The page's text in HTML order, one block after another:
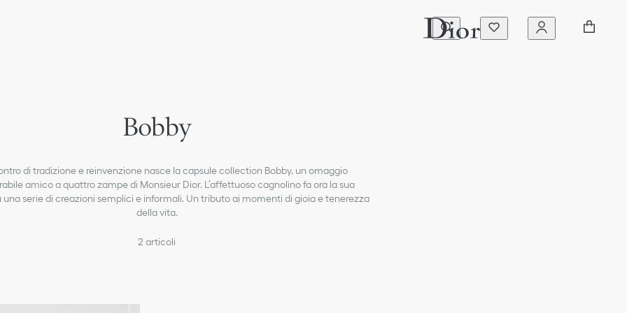
Bambine (4-13 anni)
Dior Essentials
Sneakers B27
Neonati (1-36 mesi)
Bambini (4-13 anni)
Bobby
di tradizione e reinvenzione nasce la capsule collection Bobby, un omaggio
amico a quattro zampe di Monsieur Dior. L’affettuoso cagnolino fa ora la sua
una serie di creazioni semplici e informali. Un tributo ai momenti di gioia e tenerezza
della vita.
2 articoli